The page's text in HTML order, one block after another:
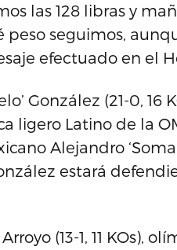
las 128 libras y
seguimos,
efectuado en el
González (21-0,
ligero Latino de la
Alejandro
estará
(13-1, 11 KOs),